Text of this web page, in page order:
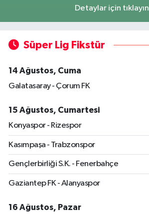
Detaylar için tıklayın
Süper Lig Fikstür
14 Ağustos, Cuma
Galatasaray - Çorum FK
15 Ağustos, Cumartesi
Konyaspor - Rizespor
Kasımpaşa - Trabzonspor
Gençlerbirliği S.K. - Fenerbahçe
Gaziantep FK - Alanyaspor
16 Ağustos, Pazar